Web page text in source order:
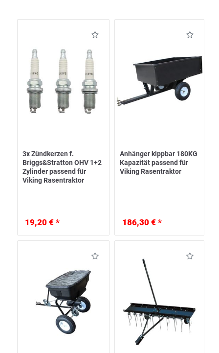
3x Zündkerzen f.
Briggs&Stratton OHV 1+2
Zylinder passend für
Viking Rasentraktor
19,20 € *
Anhänger kippbar 180KG
Kapazität passend für
Viking Rasentraktor
186,30 € *